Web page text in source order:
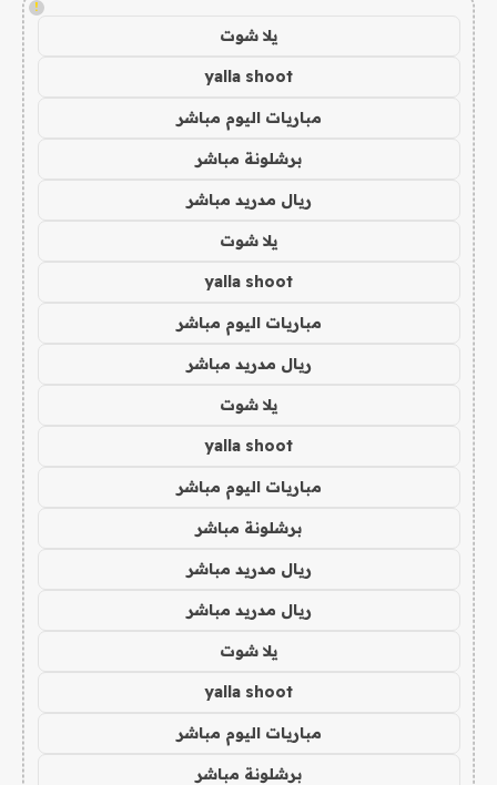
!
يلا شوت
yalla shoot
مباريات اليوم مباشر
برشلونة مباشر
ريال مدريد مباشر
يلا شوت
yalla shoot
مباريات اليوم مباشر
ريال مدريد مباشر
يلا شوت
yalla shoot
مباريات اليوم مباشر
برشلونة مباشر
ريال مدريد مباشر
ريال مدريد مباشر
يلا شوت
yalla shoot
مباريات اليوم مباشر
برشلونة مباشر